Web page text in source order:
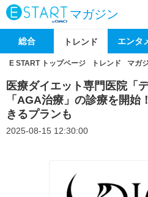
マガジン
総合 トレンド エンタ
E START トップページ トレンド マガ
医療ダイエット専門医院「
「AGA治療」の診療を開始
きるプランも
2025-08-15 12:30:00